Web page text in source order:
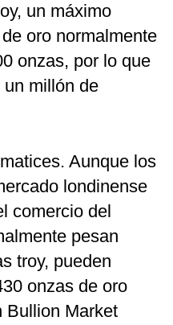
un máximo
oro normalmente
onzas, por lo que
millón de
Aunque los
londinense
comercio del
pesan
troy, pueden
onzas de oro
Bullion Market